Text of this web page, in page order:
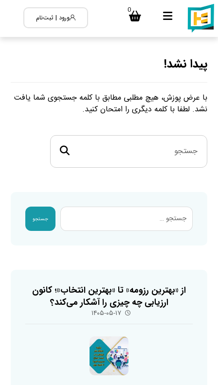
0
ورود | ثبت‌نام
پیدا نشد!
با عرض پوزش، هیچ مطلبی مطابق با کلمه جستجوی شما یافت
نشد. لطفا با کلمه دیگری را امتحان کنید.
جستجو
از «بهترین رزومه» تا «بهترین انتخاب»؛ کانون
ارزیابی چه چیزی را آشکار می‌کند؟
۱۴۰۵-۰۵-۱۷